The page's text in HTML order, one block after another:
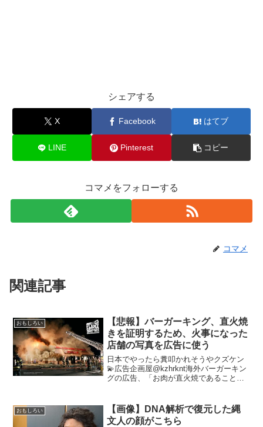
シェアする
X Facebook はてブ
LINE Pinterest コピー
コマメをフォローする
コマメ
関連記事
おもしろい
【悲報】バーガーキング、直火焼
きを証明するため、火事になった
店舗の写真を広告に使う
日本でやったら糞叩かれそうやクズケン
💫広告企画屋@kzhrknt海外バーガーキン
グの広告、「お肉が直火焼であること」
切り方が尋常じゃない「賛」と思う意見
かな？ すごい ...
おもしろい
【画像】DNA解析で復元した縄
文人の顔がこちら